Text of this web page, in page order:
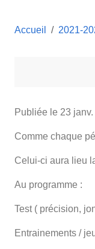
Accueil 2021-
Publiée le 23
Comme chaque
Celui-ci aura lieu
Au programme :
Test ( précision,
Entrainements /